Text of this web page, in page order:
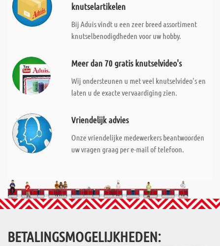
knutselartikelen
Bij Aduis vindt u een zeer breed assortiment
knutselbenodigdheden voor uw hobby.
Meer dan 70 gratis knutselvideo's
Wij ondersteunen u met veel knutselvideo's en
laten u de exacte vervaardiging zien.
Vriendelijk advies
Onze vriendelijke medewerkers beantwoorden
uw vragen graag per e-mail of telefoon.
BETALINGSMOGELIJKHEDEN: